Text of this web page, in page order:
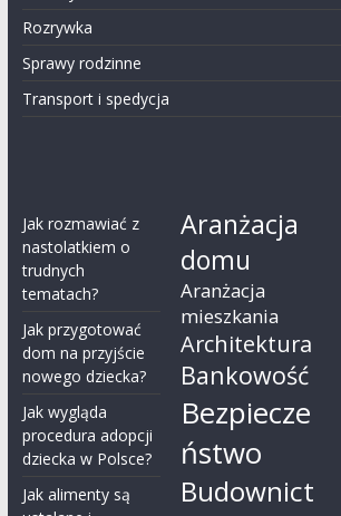
Rozrywka
Sprawy rodzinne
Transport i spedycja
Jak rozmawiać z
nastolatkiem o
trudnych
tematach?
Jak przygotować
dom na przyjście
nowego dziecka?
Jak wygląda
procedura adopcji
dziecka w Polsce?
Jak alimenty są
Aranżacja
domu
Aranżacja
mieszkania
Architektura
Bankowość
Bezpiecze
ństwo
Budownict